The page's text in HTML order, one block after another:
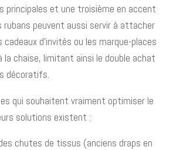
principales et une troisième en accent
peuvent aussi servir à attacher
cadeaux d’invités ou les marque-places
la chaise, limitant ainsi le double achat
décoratifs.
qui souhaitent vraiment optimiser le
solutions existent :
chutes de tissus (anciens draps en